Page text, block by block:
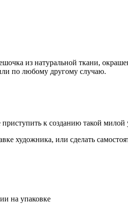
из натуральной ткани,
по любому другому случаю.
к созданию такой милой
художника, или сделать
на упаковке